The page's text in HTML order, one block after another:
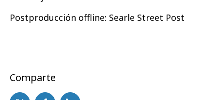
Postproducción offline: Searle Street Post
Comparte